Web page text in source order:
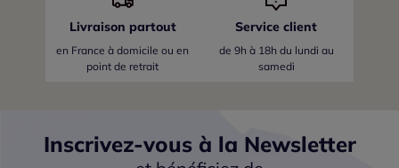
Livraison partout
en France à domicile ou en
point de retrait
Service client
de 9h à 18h du lundi au
samedi
Inscrivez-vous à la Newsletter